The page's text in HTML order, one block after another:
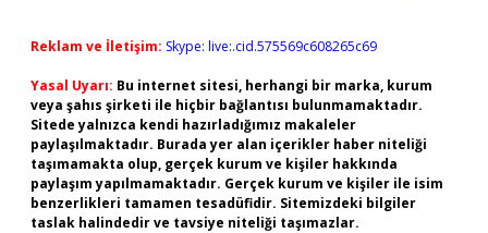
Reklam ve İletişim: Skype: live:.cid.575569c608265c69
Yasal Uyarı: Bu internet sitesi, herhangi bir marka, kurum
veya şahıs şirketi ile hiçbir bağlantısı bulunmamaktadır.
Sitede yalnızca kendi hazırladığımız makaleler
paylaşılmaktadır. Burada yer alan içerikler haber niteliği
taşımamakta olup, gerçek kurum ve kişiler hakkında
paylaşım yapılmamaktadır. Gerçek kurum ve kişiler ile isim
benzerlikleri tamamen tesadüfidir. Sitemizdeki bilgiler
taslak halindedir ve tavsiye niteliği taşımazlar.